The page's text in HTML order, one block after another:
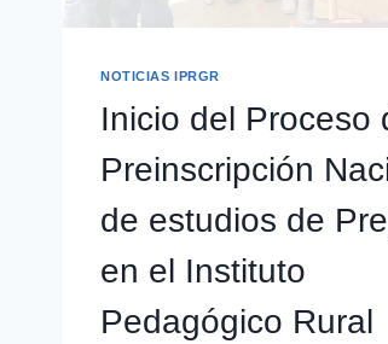
NOTICIAS IPRGR
Inicio del Proceso
Preinscripción
de estudios de
en el Instituto
Pedagógico Rural